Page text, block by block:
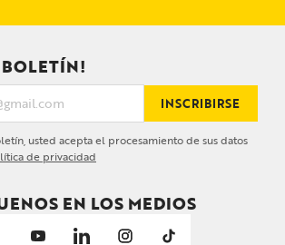
INSCRIBIRSE
usted acepta el procesamiento de sus datos
de privacidad
EN LOS MEDIOS